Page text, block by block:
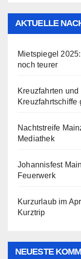
AKTUELLE
Mietspiegel
noch teurer
Kreuzfahrten
Kreuzfahrtschiffe
Nachtstreife
Mediathek
Johannisfest
Feuerwerk
Kurzurlaub im
Kurztrip
NEUESTE